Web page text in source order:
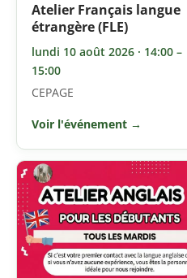
Atelier Français langue
étrangère (FLE)
lundi 10 août 2026 · 14:00 –
15:00
CEPAGE
Voir l'événement →